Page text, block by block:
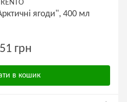
RENTO
ягоди", 400 мл
грн
в кошик